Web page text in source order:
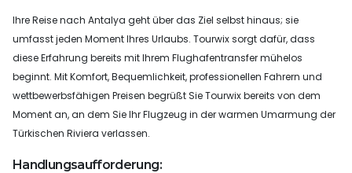
Ihre Reise nach Antalya geht über das Ziel selbst hinaus; sie
umfasst jeden Moment Ihres Urlaubs. Tourwix sorgt dafür, dass
diese Erfahrung bereits mit Ihrem Flughafentransfer mühelos
beginnt. Mit Komfort, Bequemlichkeit, professionellen Fahrern und
wettbewerbsfähigen Preisen begrüßt Sie Tourwix bereits von dem
Moment an, an dem Sie Ihr Flugzeug in der warmen Umarmung der
Türkischen Riviera verlassen.
Handlungsaufforderung: